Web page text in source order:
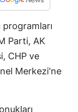
Parti, AK
CHP ve
Merkezi'ne